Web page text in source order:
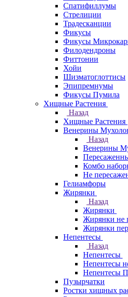
Спатифиллумы
Стрелиции
Традесканции
Фикусы
Фикусы
Филодендроны
Фиттонии
Хойи
Шизматоглоттисы
Эпипремнумы
Фикусы Пумила
Хищные Растения
Назад
Хищные Растения
Венерины
Назад
Венерины
Комбо
Не
Гелиамфоры
Жирянки
Назад
Жирянки
Жирянки не
Жирянки
Непентесы
Назад
Непентесы
Непентесы
Непентесы
Пузырчатки
Ростки хищных